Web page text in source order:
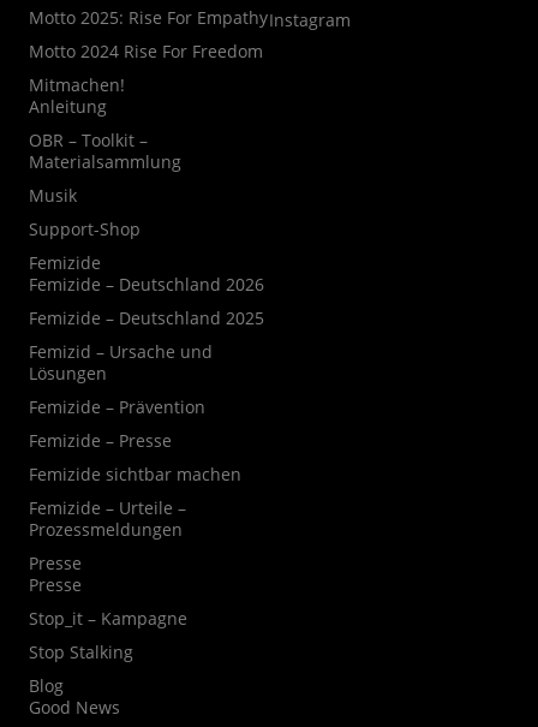
Motto 2025: Rise For Empathy
Motto 2024 Rise For Freedom
Mitmachen!
Anleitung
OBR – Toolkit –
Materialsammlung
Musik
Support-Shop
Femizide
Femizide – Deutschland 2026
Femizide – Deutschland 2025
Femizid – Ursache und
Lösungen
Femizide – Prävention
Femizide – Presse
Femizide sichtbar machen
Femizide – Urteile –
Prozessmeldungen
Presse
Presse
Stop_it – Kampagne
Stop Stalking
Blog
Good News
Instagram